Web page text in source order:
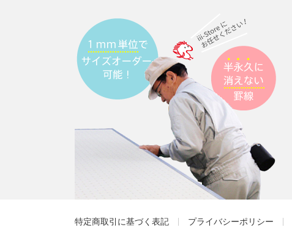
特定商取引に基づく表記 プライバシーポリシー